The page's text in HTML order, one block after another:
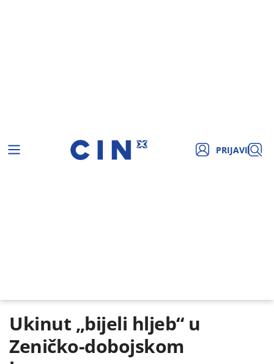
PRIJAVI
Ukinut „bijeli hljeb“ u
Zeničko-dobojskom